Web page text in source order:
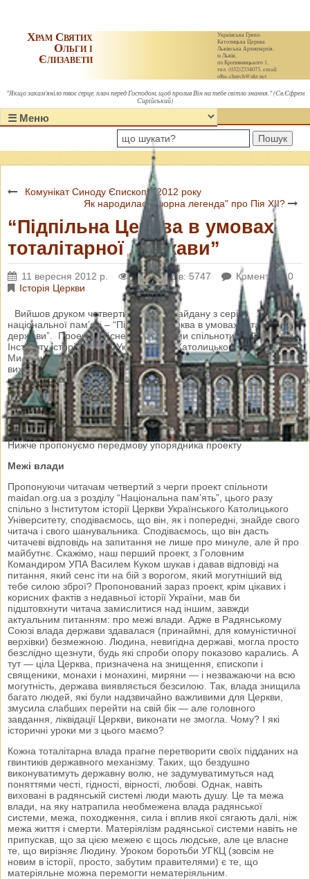
Українська Греко-
Католицька Церква.
Львівська Архиєпархія,
м.Львів,
пл.Кропивницького 1,
тел. (032)2334073, email:
olha-church@ukr.net
Храм Святих
Ольги і
Єлизавети
"Якщо закам'яніло твоє серце, плач перед Господом, щоб пролив Він на тебе світло знання." (Св.Єфрем
Сирійський)
Пошук
Комунікат Синоду Єпископів 2012 року
Як народилася "чорна легенда" про Пія XII?
“Підпільна Церква в умовах
тоталітарної держави”
11 вересня 2012 р. Переглядів: 5747
Коментарі: 0
Історія Церкви
Вийшов друком четвертий проект Майдану з серії
національної пам’яті – “Підпільна Церква в умовах тоталітарної
держави”. Проект здійснено зусиллями спільноти Майдану та
Інституту історії Церкви Українського Католицького Університету.
Ми вдячні всім, хто долучився до проекту в інтернеті та до його
виходу в світ друком. Презентація видання у Львові – 10
вересня о 10.00 на пр. Т. Шевченка, 11, у Львівському прес-
клубі; у Києві видання буде доступне у церкві Св. Миколая
Чудотворця на Аскольдовій Могилі, відповідальний – Олександр
DADDY Попов; в Одесі презентацію організовуватиме відомий
активістам нашої спільноти отець Олександр-Август Чумаков.
Нижче пропонуємо передмову упорядника проекту
Межі влади
Пропонуючи читачам четвертий з черги проект спільноти
maidan.org.ua з розділу “Національна пам’ять”, цього разу
спільно з Інститутом історії Церкви Українського Католицького
Університету, сподіваємось, що він, як і попередні, знайде свого
читача і свого шанувальника. Сподіваємось, що він дасть
читачеві відповідь на запитання не лише про минуле, але й про
майбутнє. Скажімо, наш перший проект, з Головним
Командиром УПА Василем Куком шукав і давав відповіді на
питання, який сенс іти на бій з ворогом, який могутніший від
тебе силою зброї? Пропонований зараз проект, крім цікавих і
корисних фактів з недавньої історії України, мав би
підштовхнути читача замислитися над іншим, завжди
актуальним питанням: про межі влади. Адже в Радянському
Союзі влада держави здавалася (принаймні, для комуністичної
верхівки) безмежною. Людина, невигідна державі, могла просто
безслідно щезнути, будь які спроби опору показово карались. А
тут — ціла Церква, призначена на знищення, єпископи і
священики, монахи і монахині, миряни — і незважаючи на всю
могутність, держава виявляється безсилою. Так, влада знищила
багато людей, які були надзвичайно важливими для Церкви,
змусила слабших перейти на свій бік — але головного
завдання, ліквідації Церкви, виконати не змогла. Чому? І які
історичні уроки ми з цього маємо?
Кожна тоталітарна влада прагне перетворити своїх підданих на
гвинтиків державного механізму. Таких, що бездушно
виконуватимуть державну волю, не задумуватимуться над
поняттями честі, гідності, вірності, любові. Однак, навіть
виховані в радянській системі люди мають душу. Це та межа
влади, на яку натрапила необмежена влада радянської
системи, межа, походження, сила і вплив якої сягають далі, ніж
межа життя і смерти. Матеріялізм радянської системи навіть не
припускав, що за цією межею є щось людське, але це власне
те, що вирізняє Людину. Уроком боротьби УГКЦ (зовсім не
новим в історії, просто, забутим правителями) є те, що
матеріяльне можна перемогти нематеріяльним.